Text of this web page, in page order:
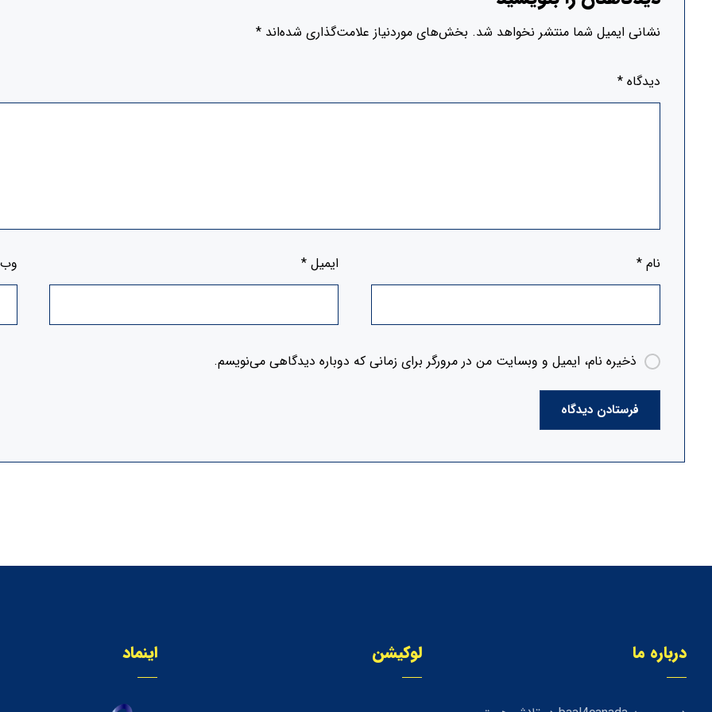
نشانی ایمیل شما منتشر نخواهد شد. بخش‌های موردنیاز علامت‌گذاری شده‌اند *
دیدگاه *
نام * ایمیل *
ذخیره نام، ایمیل و وبسایت من در مرورگر برای زمانی که دوباره دیدگاهی می‌نویسم.
فرستادن دیدگاه
درباره ما لوکیشن اینماد